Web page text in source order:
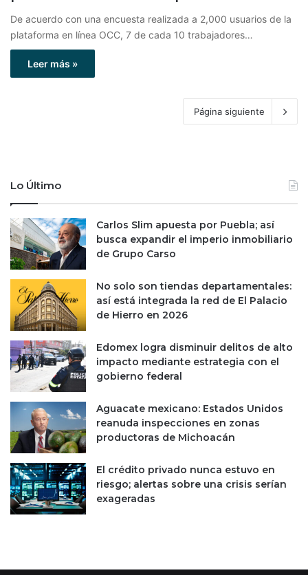
De acuerdo con una encuesta realizada a 2,000 usuarios de la
plataforma en línea OCC, 7 de cada 10 trabajadores…
Leer más »
Página siguiente
Lo Último
Carlos Slim apuesta por Puebla; así
busca expandir el imperio inmobiliario
de Grupo Carso
No solo son tiendas departamentales:
así está integrada la red de El Palacio
de Hierro en 2026
Edomex logra disminuir delitos de alto
impacto mediante estrategia con el
gobierno federal
Aguacate mexicano: Estados Unidos
reanuda inspecciones en zonas
productoras de Michoacán
El crédito privado nunca estuvo en
riesgo; alertas sobre una crisis serían
exageradas